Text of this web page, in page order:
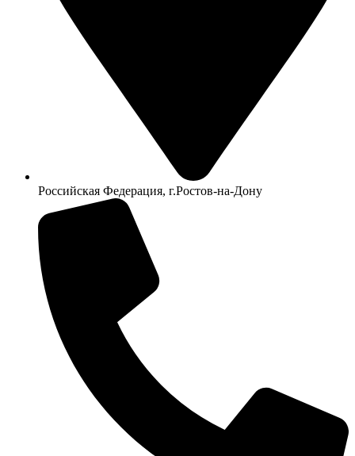
Российская Федерация, г.Ростов-на-Дону